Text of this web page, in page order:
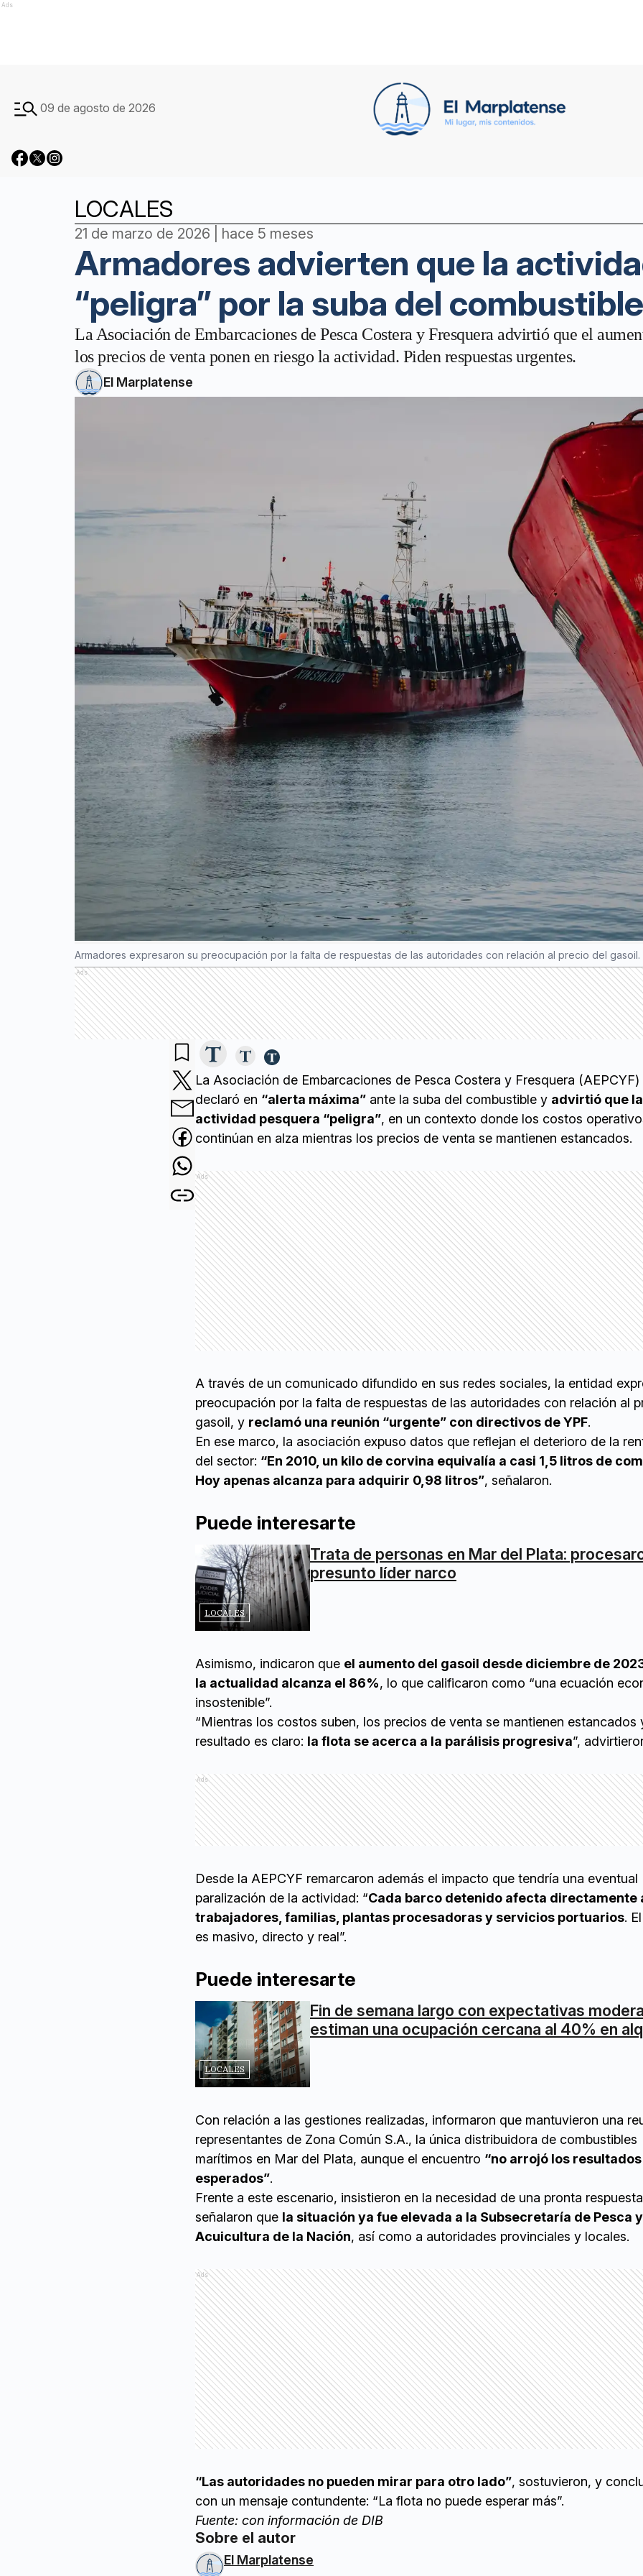
Ads
09 de agosto de 2026
LOCALES
21 de marzo de 2026 | hace 5 meses
Armadores advierten que la
“peligra” por la suba del combustible
La Asociación de Embarcaciones de Pesca Costera y Fresquera advirtió que el
los precios de venta ponen en riesgo la actividad. Piden respuestas urgentes.
El Marplatense
Armadores expresaron su preocupación por la falta de respuestas de las autoridades con relación al precio del gasoil.
Ads
La Asociación de Embarcaciones de Pesca Costera y Fresquera (AEPCYF)
declaró en “alerta máxima” ante la suba del combustible y advirtió que la
actividad pesquera “peligra”, en un contexto donde los costos
continúan en alza mientras los precios de venta se mantienen estancados.
Ads
A través de un comunicado difundido en sus redes sociales, la entidad
preocupación por la falta de respuestas de las autoridades con relación al
gasoil, y reclamó una reunión “urgente” con directivos de YPF.
En ese marco, la asociación expuso datos que reflejan el deterioro de la
del sector: “En 2010, un kilo de corvina equivalía a casi 1,5 litros de
Hoy apenas alcanza para adquirir 0,98 litros”, señalaron.
Puede interesarte
LOCALES
Trata de personas en Mar del Plata:
presunto líder narco
Asimismo, indicaron que el aumento del gasoil desde diciembre de
la actualidad alcanza el 86%, lo que calificaron como “una ecuación
insostenible”.
“Mientras los costos suben, los precios de venta se mantienen estancados
resultado es claro: la flota se acerca a la parálisis progresiva”,
Ads
Desde la AEPCYF remarcaron además el impacto que tendría una eventual
paralización de la actividad: “Cada barco detenido afecta directamente
trabajadores, familias, plantas procesadoras y servicios portuarios.
es masivo, directo y real”.
Puede interesarte
LOCALES
Fin de semana largo con expectativas
estiman una ocupación cercana al 40% en
Con relación a las gestiones realizadas, informaron que mantuvieron una
representantes de Zona Común S.A., la única distribuidora de combustibles
marítimos en Mar del Plata, aunque el encuentro “no arrojó los resultados
esperados”.
Frente a este escenario, insistieron en la necesidad de una pronta
señalaron que la situación ya fue elevada a la Subsecretaría de Pesca y
Acuicultura de la Nación, así como a autoridades provinciales y locales.
Ads
“Las autoridades no pueden mirar para otro lado”, sostuvieron, y
con un mensaje contundente: “La flota no puede esperar más”.
Fuente: con información de DIB
Sobre el autor
El Marplatense